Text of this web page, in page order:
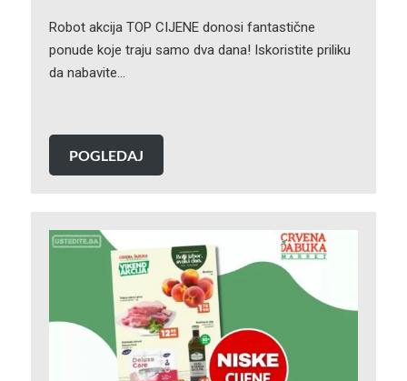
Robot akcija TOP CIJENE donosi fantastične
ponude koje traju samo dva dana! Iskoristite priliku
da nabavite…
POGLEDAJ